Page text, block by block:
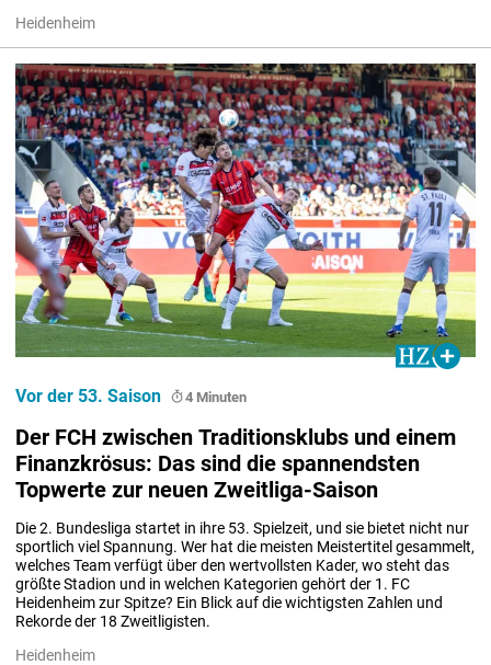
Heidenheim
Der FCH zwischen Traditionsklubs und einem
Finanzkrösus: Das sind die spannendsten
Topwerte zur neuen Zweitliga-Saison
Die 2. Bundesliga startet in ihre 53. Spielzeit, und sie bietet nicht nur
sportlich viel Spannung. Wer hat die meisten Meistertitel gesammelt,
welches Team verfügt über den wertvollsten Kader, wo steht das
größte Stadion und in welchen Kategorien gehört der 1. FC
Heidenheim zur Spitze? Ein Blick auf die wichtigsten Zahlen und
Rekorde der 18 Zweitligisten.
Heidenheim
Vor der 53. Saison 4 Minuten